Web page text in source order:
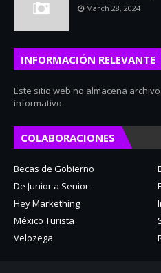
March 28, 2024
INFORMACIÓN RELEVANTE
Este sitio web no almacena
informativo.
COLABORACIONES
Becas de Gobierno
De Junior a Senior
Hey Markething
México Turista
Velozega